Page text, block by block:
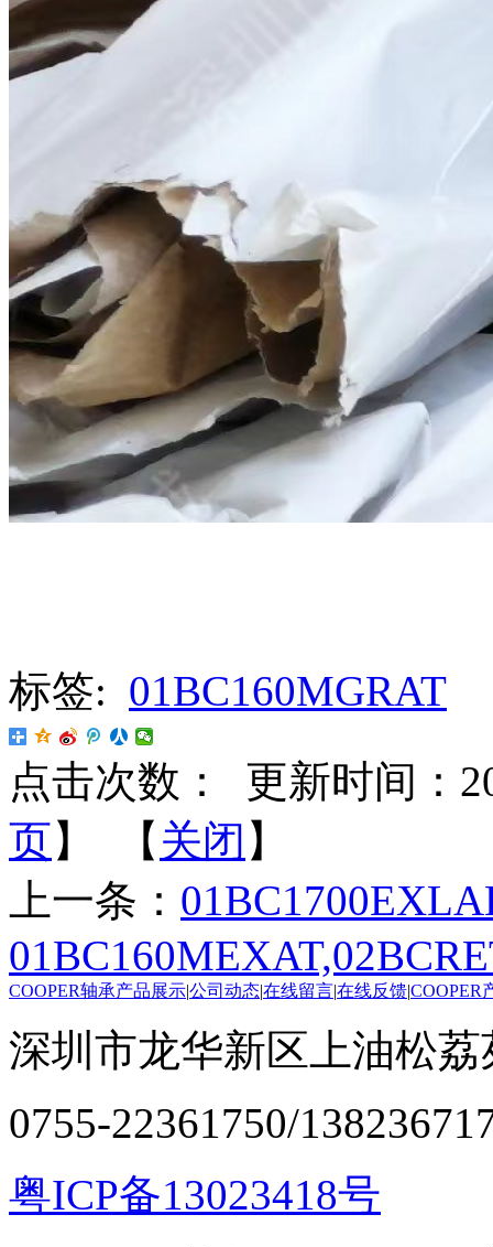
标签: 01BC160MGRAT
点击次数：
更新时间：
页】 【 关闭 】
上一条：
COOPER轴承产品展示公司动态在线留言在线反馈COOPER
深圳市龙华新区上油松
0755-22361750/
粤ICP备13023418号